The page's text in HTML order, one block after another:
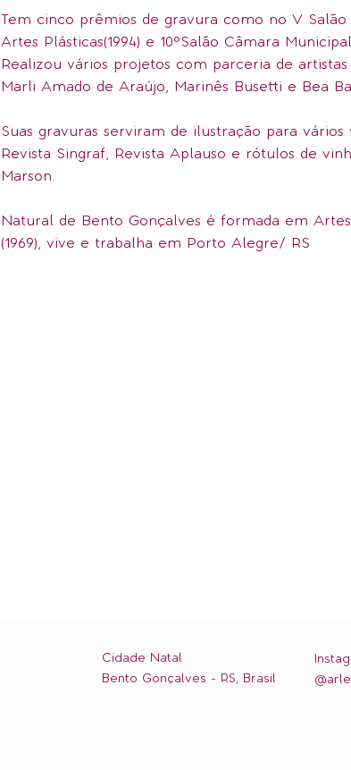
Tem cinco prêmios de gravura como no V
Artes Plásticas(1994) e 10°Salão Câmara
Realizou vários projetos com parceria de artistas
Marli Amado de Araújo, Marinês Busetti e Bea
Suas gravuras serviram de ilustração para
Revista Singraf, Revista Aplauso e rótulos de
Marson.
Natural de Bento Gonçalves é formada em
(1969), vive e trabalha em Porto Alegre/ RS
Cidade Natal
Bento Gonçalves - RS, Brasil